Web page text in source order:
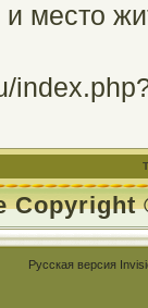
место
Copyright
Русская версия